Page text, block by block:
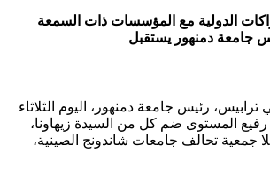
الدولية مع المؤسسات ذات السمعة
جامعة دمنهور يستقبل
ترابيس، رئيس جامعة دمنهور، اليوم الثلاثاء
وفد رفيع المستوى ضم كل من السيدة زيهاونا،
جمعية تحالف جامعات شاندونج الصينية،